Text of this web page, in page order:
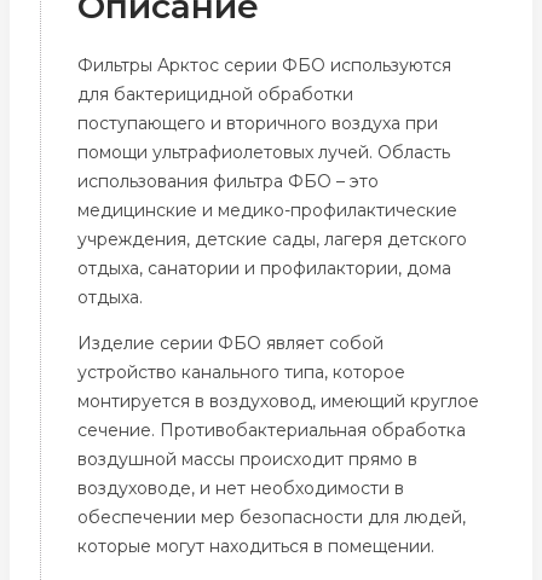
Фильтры Арктос серии ФБО используются
для бактерицидной обработки
поступающего и вторичного воздуха при
помощи ультрафиолетовых лучей. Область
использования фильтра ФБО – это
медицинские и медико-профилактические
учреждения, детские сады, лагеря детского
отдыха, санатории и профилактории, дома
отдыха.
Изделие серии ФБО являет собой
устройство канального типа, которое
монтируется в воздуховод, имеющий круглое
сечение. Противобактериальная обработка
воздушной массы происходит прямо в
воздуховоде, и нет необходимости в
обеспечении мер безопасности для людей,
которые могут находиться в помещении.